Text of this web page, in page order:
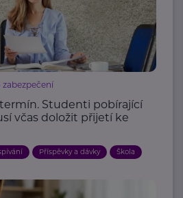
zabezpečení
Studenti pobírající
včas doložit přijetí ke
Příspěvky a dávky Škola